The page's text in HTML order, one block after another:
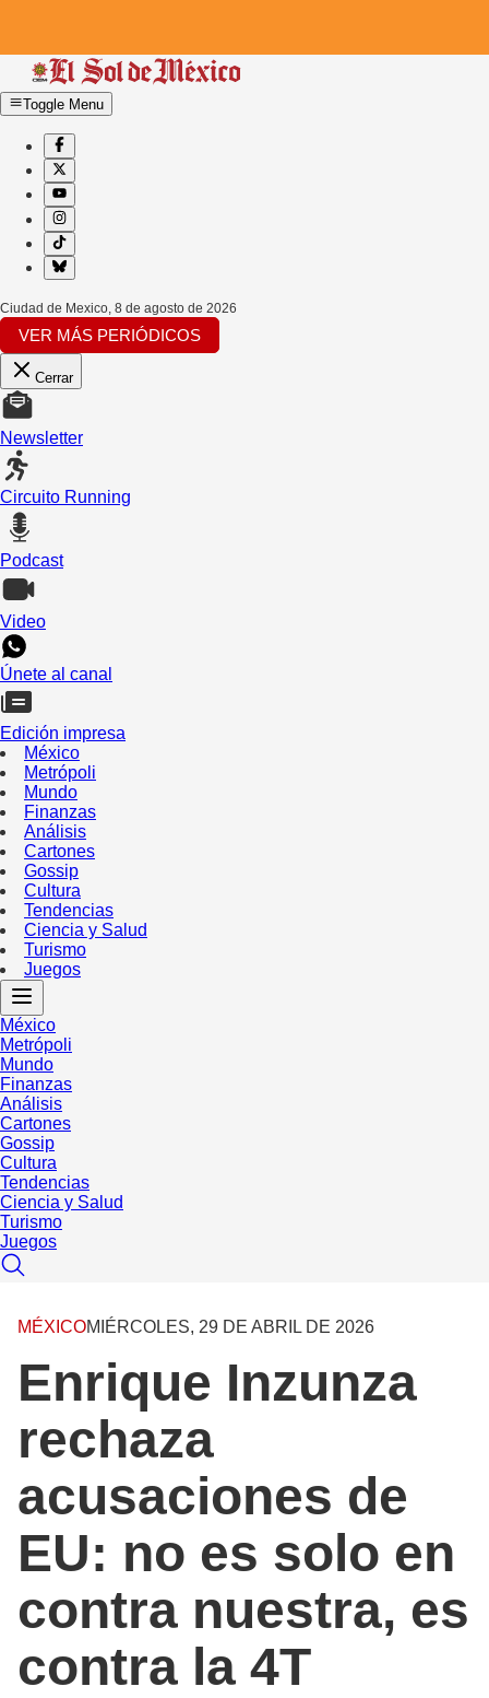
Toggle Menu
Ciudad de Mexico, 8 de agosto de 2026
VER MÁS PERIÓDICOS
Cerrar
Newsletter
Circuito Running
Podcast
Video
Únete al canal
Edición impresa
México
Metrópoli
Mundo
Finanzas
Análisis
Cartones
Gossip
Cultura
Tendencias
Ciencia y Salud
Turismo
Juegos
México
Metrópoli
Mundo
Finanzas
Análisis
Cartones
Gossip
Cultura
Tendencias
Ciencia y Salud
Turismo
Juegos
MÉXICOMIÉRCOLES, 29 DE ABRIL DE 2026
Enrique Inzunza
rechaza
acusaciones de
EU: no es solo en
contra nuestra, es
contra la 4T